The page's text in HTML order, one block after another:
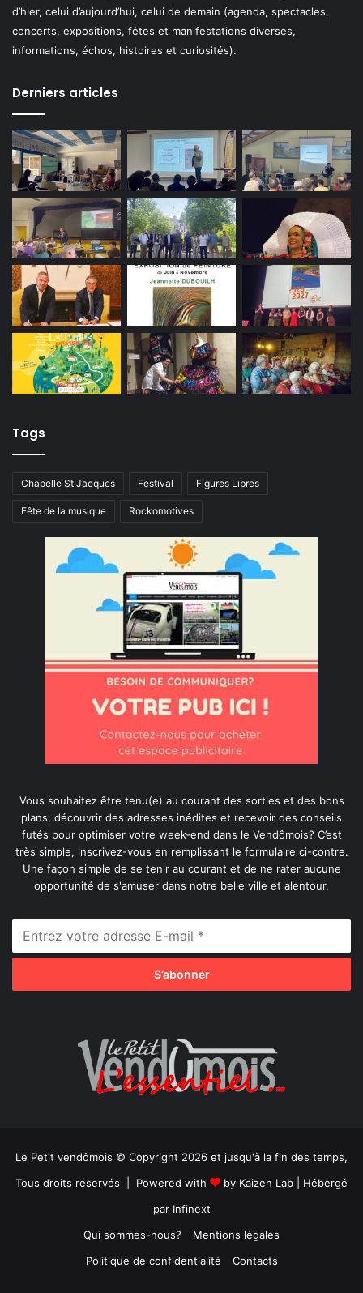
d’hier, celui d’aujourd’hui, celui de demain (agenda, spectacles,
concerts, expositions, fêtes et manifestations diverses,
informations, échos, histoires et curiosités).
Derniers articles
Tags
Chapelle St Jacques Festival Figures Libres
Fête de la musique Rockomotives
Vous souhaitez être tenu(e) au courant des sorties et des bons
plans, découvrir des adresses inédites et recevoir des conseils
futés pour optimiser votre week-end dans le Vendômois? C’est
très simple, inscrivez-vous en remplissant le formulaire ci-contre.
Une façon simple de se tenir au courant et de ne rater aucune
opportunité de s'amuser dans notre belle ville et alentour.
Le Petit vendômois © Copyright 2026 et jusqu'à la fin des temps,
Tous droits réservés | Powered with
by Kaizen Lab | Hébergé
par Infinext
Qui sommes-nous?
Mentions légales
Politique de confidentialité
Contacts